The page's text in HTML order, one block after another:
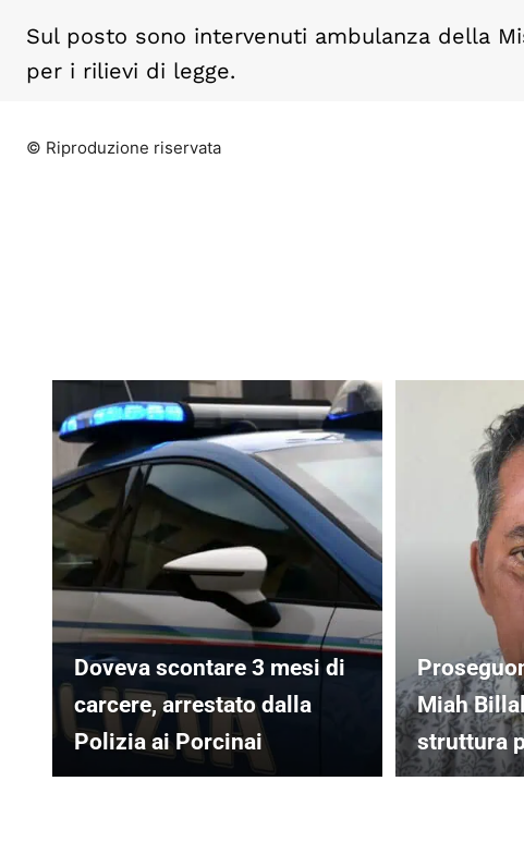
Sul posto sono intervenuti ambulanza della
per i rilievi di legge.
© Riproduzione riservata
Doveva scontare 3 mesi di
carcere, arrestato dalla
Polizia ai Porcinai
Miah
struttura